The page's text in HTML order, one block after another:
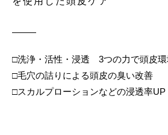
□洗浄・活性・浸透 3つの力で頭皮環
□毛穴の詰りによる頭皮の臭い改善
□スカルプローションなどの浸透率UP